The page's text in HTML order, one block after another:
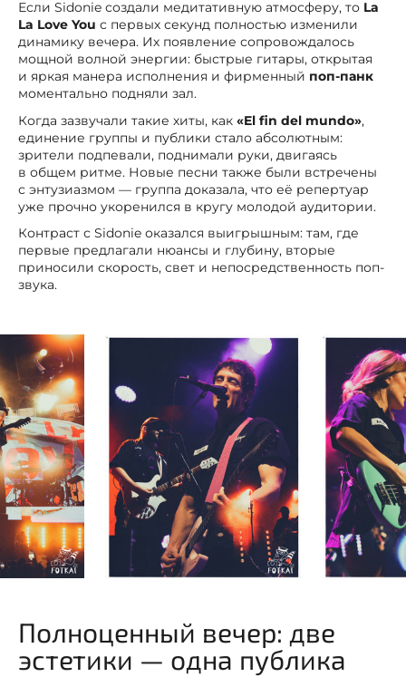
Если Sidonie создали медитативную атмосферу, то La
La Love You с первых секунд полностью изменили
динамику вечера. Их появление сопровождалось
мощной волной энергии: быстрые гитары, открытая
и яркая манера исполнения и фирменный поп-панк
моментально подняли зал.
Когда зазвучали такие хиты, как «El fin del mundo»,
единение группы и публики стало абсолютным:
зрители подпевали, поднимали руки, двигаясь
в общем ритме. Новые песни также были встречены
с энтузиазмом — группа доказала, что её репертуар
уже прочно укоренился в кругу молодой аудитории.
Контраст с Sidonie оказался выигрышным: там, где
первые предлагали нюансы и глубину, вторые
приносили скорость, свет и непосредственность поп-
звука.
Полноценный вечер: две
эстетики — одна публика